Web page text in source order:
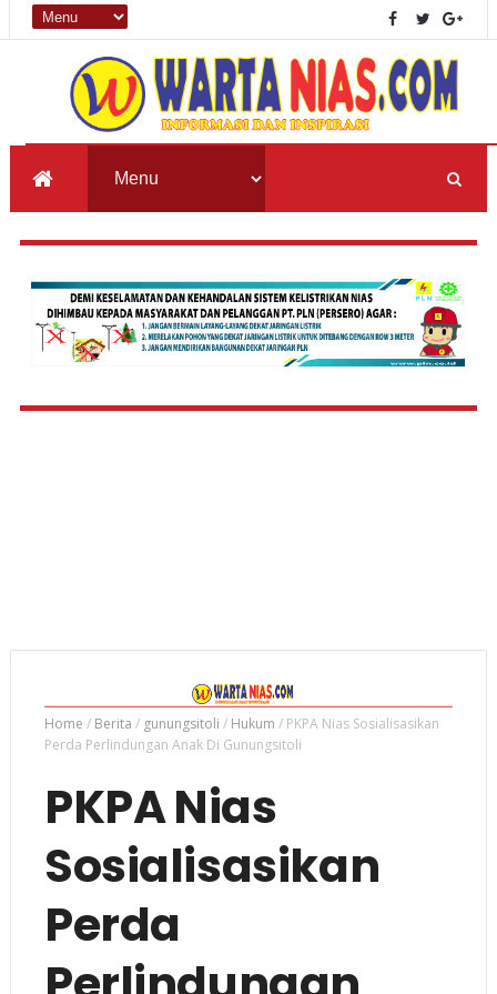
Home / Berita / gunungsitoli / Hukum / PKPA Nias Sosialisasikan
Perda Perlindungan Anak Di Gunungsitoli
PKPA Nias
Sosialisasikan
Perda